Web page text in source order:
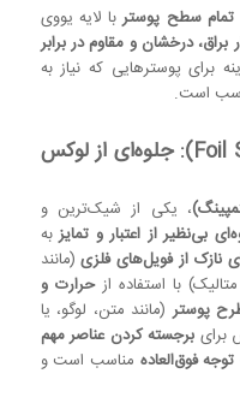
تمام سطح پوستربا لایه یووی
درخشان و مقاوم در برابر
برای پوسترهایی که نیاز به
است.
طلاکوب و نقره‌کوب (Foil Stamping): جلوه‌ای از لوکس
، یکی از شیک‌ترین و
بی‌نظیر از اعتبار و تمایزبه
نازک از فویل‌های فلزی(مانند
با استفاده ازحرارت و
پوستر(مانند متن، لوگو، یا
برای برجسته کردن عناصر مهم
فوق‌العاده مناسب است و